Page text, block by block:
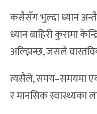
कसैसँग भुल्दा ध्यान अन्तै
ध्यान बाहिरी कुरामा
अल्झिन्छ, जसले
त्यसैले, समय–समयमा
र मानसिक स्वास्थ्यका